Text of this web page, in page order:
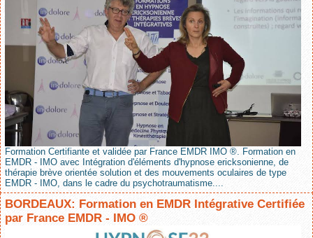
Formation Certifiante et validée par France EMDR IMO ®. Formation en
EMDR - IMO avec Intégration d'éléments d'hypnose ericksonienne, de
thérapie brève orientée solution et des mouvements oculaires de type
EMDR - IMO, dans le cadre du psychotraumatisme....
BORDEAUX: Formation en EMDR Intégrative Certifiée
par France EMDR - IMO ®